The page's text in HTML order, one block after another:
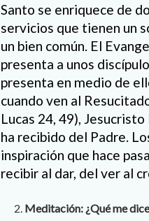
Santo se enriquece de
servicios que tienen un
un bien común. El
presenta a unos
presenta en medio de
cuando ven al
Lucas 24, 49),
ha recibido del Padre.
inspiración que hace
recibir al dar, del ver al
Meditación: ¿Qué me